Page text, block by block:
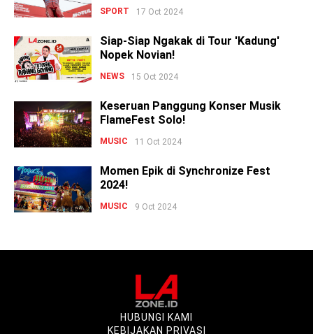
SPORT 17 Oct 2024
Siap-Siap Ngakak di Tour 'Kadung'
Nopek Novian!
NEWS 15 Oct 2024
Keseruan Panggung Konser Musik
FlameFest Solo!
MUSIC 11 Oct 2024
Momen Epik di Synchronize Fest
2024!
MUSIC 9 Oct 2024
HUBUNGI KAMI
KEBIJAKAN PRIVASI